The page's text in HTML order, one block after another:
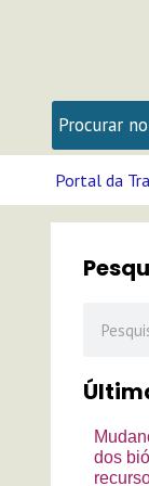
Portal da
dos